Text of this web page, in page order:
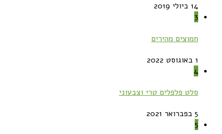
14 ביולי 2019
3
חמוצים מהירים
1 באוגוסט 2022
4
סלט פלפלים טרי וצבעוני
5 בפברואר 2021
5